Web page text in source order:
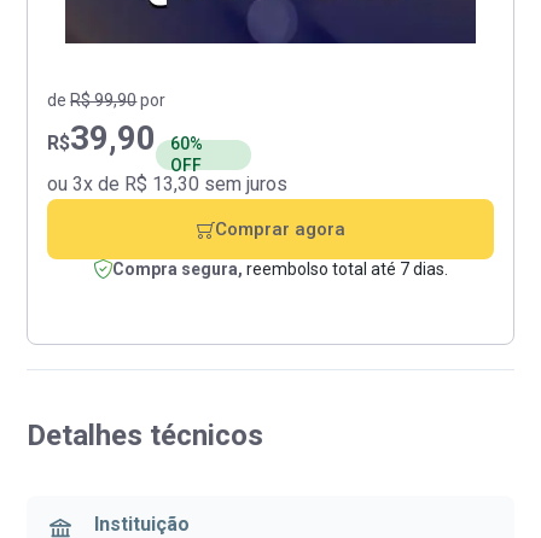
Detalhes técnicos
Instituição
deR$ 99,90por
R$39,90
60%
OFF
ou 3x de R$ 13,30 sem juros
Comprar agora
Compra segura, reembolso total até 7 dias.